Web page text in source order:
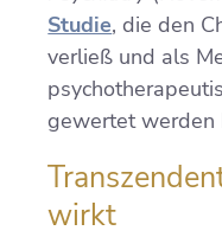
Studie, die den
verließ und als
gewertet werden
wirkt